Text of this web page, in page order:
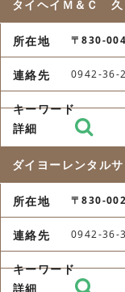
タイヘイＭ＆Ｃ 久
〒830-
0942-36-
ダイヨーレンタル
〒830-
0942-36-